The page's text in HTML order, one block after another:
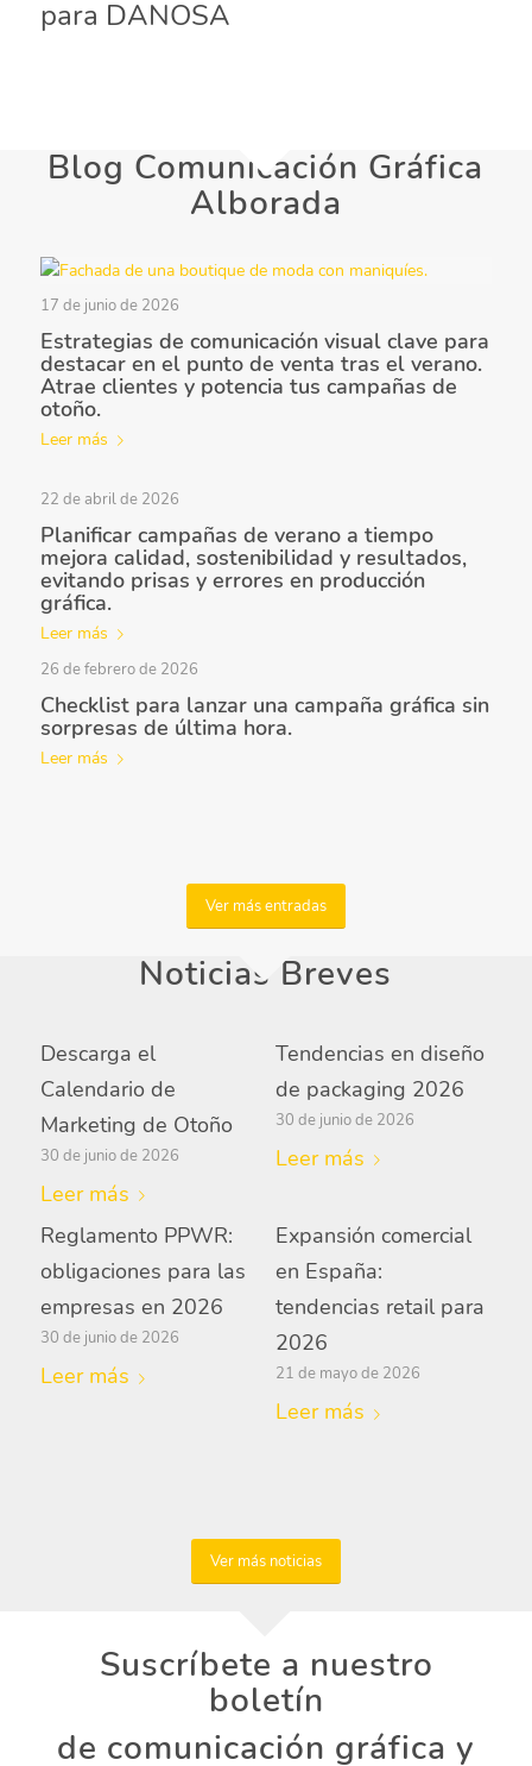
para DANOSA
Blog Comunicación Gráfica
Alborada
17 de junio de 2026
Estrategias de comunicación visual clave para
destacar en el punto de venta tras el verano.
Atrae clientes y potencia tus campañas de
otoño.
Leer más
22 de abril de 2026
Planificar campañas de verano a tiempo
mejora calidad, sostenibilidad y resultados,
evitando prisas y errores en producción
gráfica.
Leer más
26 de febrero de 2026
Checklist para lanzar una campaña gráfica sin
sorpresas de última hora.
Leer más
Ver más entradas
Noticias Breves
Descarga el
Calendario de
Marketing de Otoño
30 de junio de 2026
Leer más
Tendencias en diseño
de packaging 2026
30 de junio de 2026
Leer más
Reglamento PPWR:
obligaciones para las
empresas en 2026
30 de junio de 2026
Leer más
Expansión comercial
en España:
tendencias retail para
2026
21 de mayo de 2026
Leer más
Ver más noticias
Suscríbete a nuestro
boletín
de comunicación gráfica y